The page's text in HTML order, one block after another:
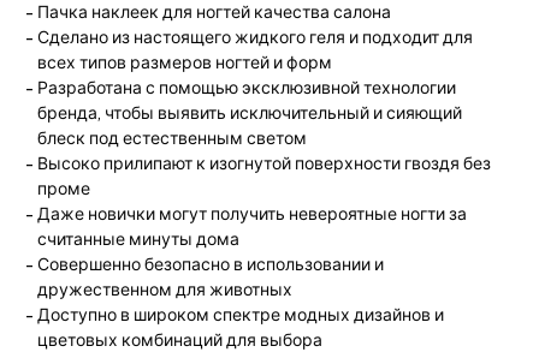
Пачка наклеек для ногтей качества салона
Сделано из настоящего жидкого геля и подходит для
всех типов размеров ногтей и форм
Разработана с помощью эксклюзивной технологии
бренда, чтобы выявить исключительный и сияющий
блеск под естественным светом
Высоко прилипают к изогнутой поверхности гвоздя без
проме
Даже новички могут получить невероятные ногти за
считанные минуты дома
Совершенно безопасно в использовании и
дружественном для животных
Доступно в широком спектре модных дизайнов и
цветовых комбинаций для выбора